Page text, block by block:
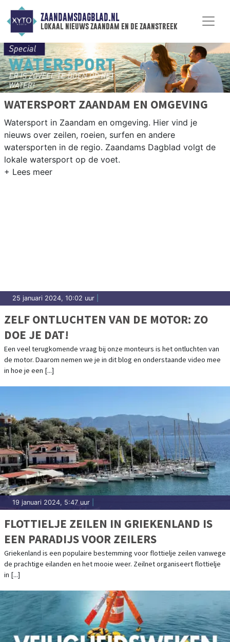
ZAANDAMSDAGBLAD.NL
lokaal nieuws zaandam en de zaanstreek
WATERSPORT ZAANDAM EN OMGEVING
Watersport in Zaandam en omgeving. Hier vind je
nieuws over zeilen, roeien, surfen en andere
watersporten in de regio. Zaandams Dagblad volgt de
lokale watersport op de voet.
25 januari 2024, 10:02 uur
ZELF ONTLUCHTEN VAN DE MOTOR: ZO
DOE JE DAT!
Een veel terugkomende vraag bij onze monteurs is het ontluchten van
de motor. Daarom nemen we je in dit blog en onderstaande video mee
in hoe je een [...]
19 januari 2024, 5:47 uur
FLOTTIELJE ZEILEN IN GRIEKENLAND IS
EEN PARADIJS VOOR ZEILERS
Griekenland is een populaire bestemming voor flottielje zeilen vanwege
de prachtige eilanden en het mooie weer. Zeilnet organiseert flottielje
in [...]